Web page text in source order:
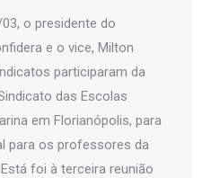
o presidente do
e o vice, Milton
participaram da
das Escolas
em Florianópolis, para
para os professores da
foi à terceira reunião